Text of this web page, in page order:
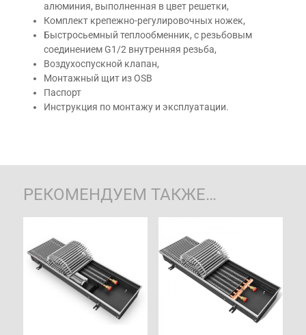
алюминия, выполненная в цвет решетки,
Комплект крепежно-регулировочных ножек,
Быстросьемный теплообменник, с резьбовым
соединением G1/2 внутренняя резьба,
Воздухоспускной клапан,
Монтажный щит из OSB
Паспорт
Инструкция по монтажу и эксплуатации.
РЕКОМЕНДУЕМ ТАКЖЕ…